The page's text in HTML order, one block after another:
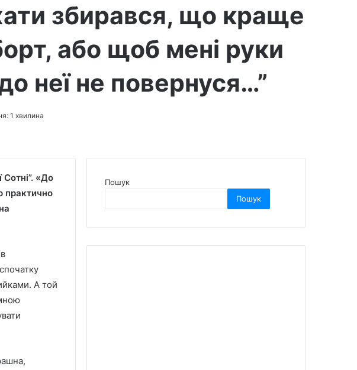
збирався, що краще
або щоб мені руки
неї не повернуся…”
1 хвилина
«До
практично
А той
Пошук
Пошук